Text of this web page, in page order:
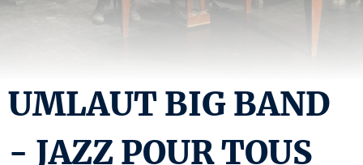
UMLAUT BIG BAND
- JAZZ POUR TOUS